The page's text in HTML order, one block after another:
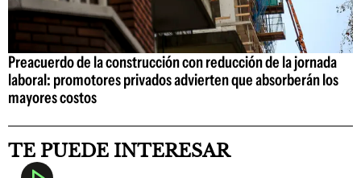
Preacuerdo de la construcción con reducción de la jornada
laboral: promotores privados advierten que absorberán los
mayores costos
TE PUEDE INTERESAR